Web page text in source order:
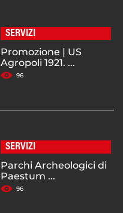
SERVIZI
Promozione | US
Agropoli 1921. ...
96
SERVIZI
Parchi Archeologici di
Paestum ...
96